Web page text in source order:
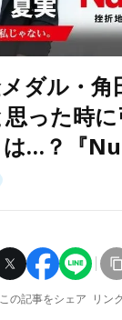
ダル・角
った時に
は…？『
この記事をシェア リン